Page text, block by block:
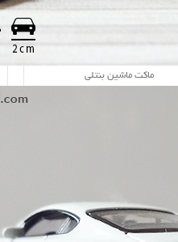
ماکت ماشین بنتلی